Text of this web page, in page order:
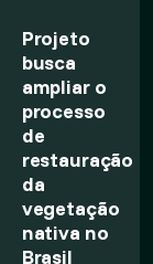
Projeto
busca
ampliar o
processo
de
restauração
da
vegetação
nativa no
Brasil